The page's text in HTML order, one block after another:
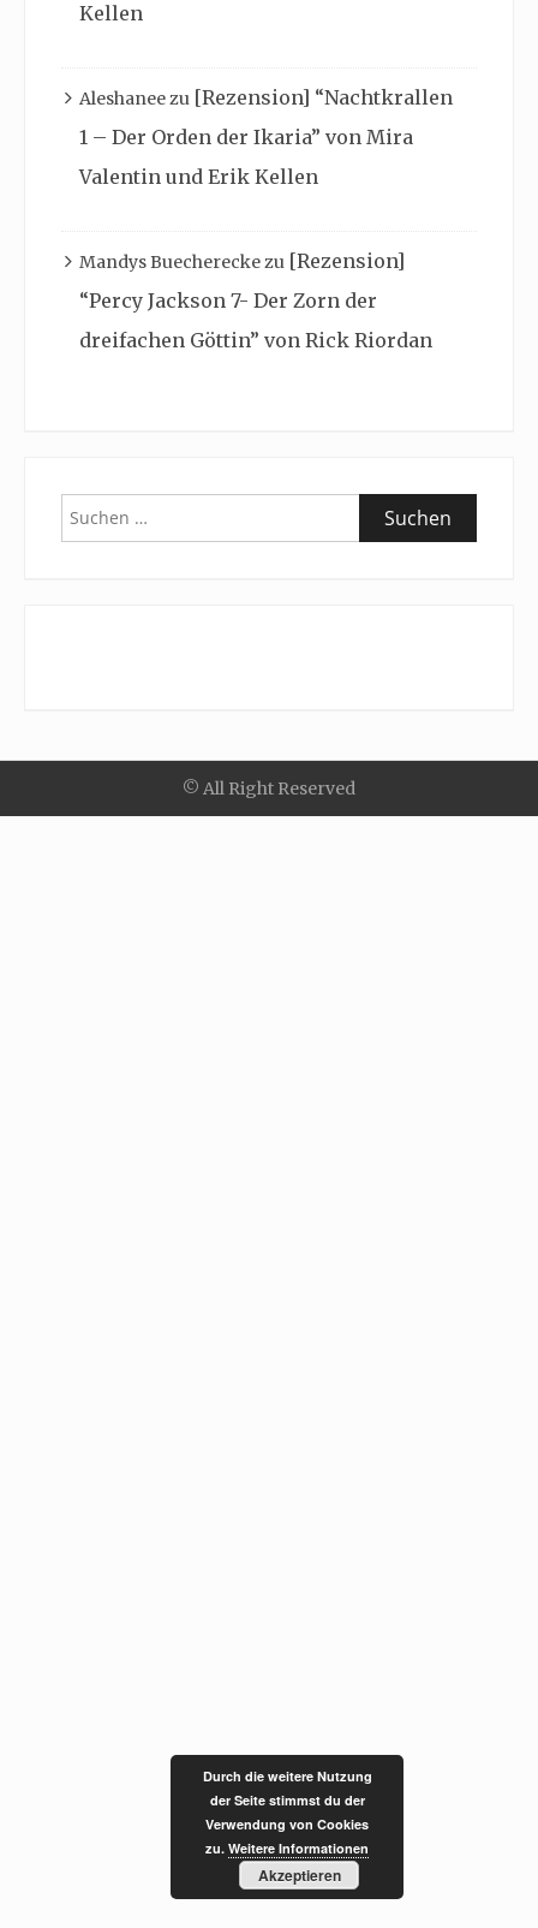
Kellen
Aleshaneezu [Rezension] “Nachtkrallen
1 – Der Orden der Ikaria” von Mira
Valentin und Erik Kellen
Mandys Buechereckezu [Rezension]
“Percy Jackson 7- Der Zorn der
dreifachen Göttin” von Rick Riordan
Suchen
nach:
© All Right Reserved
Durch die weitere Nutzung
der Seite stimmst du der
Verwendung von Cookies
zu. Weitere Informationen
Akzeptieren